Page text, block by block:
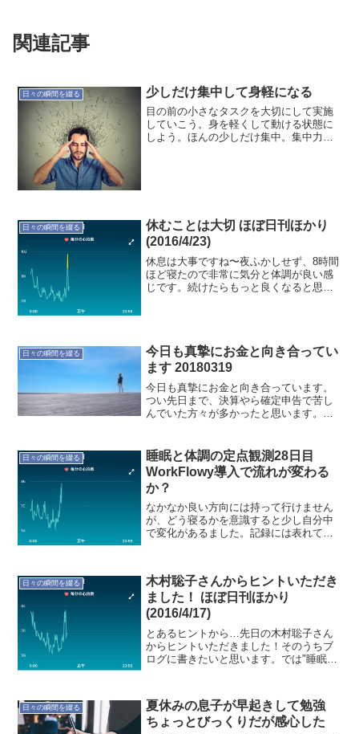
関連記事
日々の瞬間を綴る 少しだけ集中して身軽になる
目の前の小さなタスクを大切にして実施
していこう。身を軽くして動ける状態に
しよう。ほんの少しだけ集中。集中力～
日々の瞬間を綴る
休むことは大切 ほぼ日刊ほかり
(2016/4/23)
休息は大事ですね〜夜ふかしせず、8時間
ほど寝たので非常に気分と体調が良い感
じです。続けたらもっと良くなると思う
日々の瞬間を綴る
今日も真摯にお金と向き合ってい
ます 20180319
今日も真摯にお金と向き合っています。
つい先日まで、決算やら確定申告で苦し
んでいた方々が多かったと思います。私
お金に向き合うようにしようと思いやっ
ています。今日2018...
日々の瞬間を綴る
睡眠と体調の定点観測28日目
WorkFlowy導入で流れが変わる
か？
なかなか良い方向には持って行けません
が、どう寝るかを意識すると少し自分中
で変化があるました。記録には表れてい
日々の瞬間を綴る
木村聡子さんからヒントいただき
ました！ ほぼ日刊ほかり
(2016/4/17)
とあるヒントから…先日の木村聡子さん
からヒントいただきました！そのうちブ
ログに書きたいと思います。では"睡眠と
間:9時間44分 就寝前行動:イン...
日々の瞬間を綴る
夏休みの息子が早起きして勉強
ちょっとびっくりだが感心した